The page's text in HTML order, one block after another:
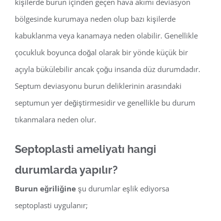
kişilerde burun içinden geçen hava akımı deviasyon
bölgesinde kurumaya neden olup bazı kişilerde
kabuklanma veya kanamaya neden olabilir. Genellikle
çocukluk boyunca doğal olarak bir yönde küçük bir
açıyla bükülebilir ancak çoğu insanda düz durumdadır.
Septum deviasyonu burun deliklerinin arasındaki
septumun yer değiştirmesidir ve genellikle bu durum
tıkanmalara neden olur.
Septoplasti ameliyatı hangi
durumlarda yapılır?
Burun eğriliğine şu durumlar eşlik ediyorsa
septoplasti uygulanır;